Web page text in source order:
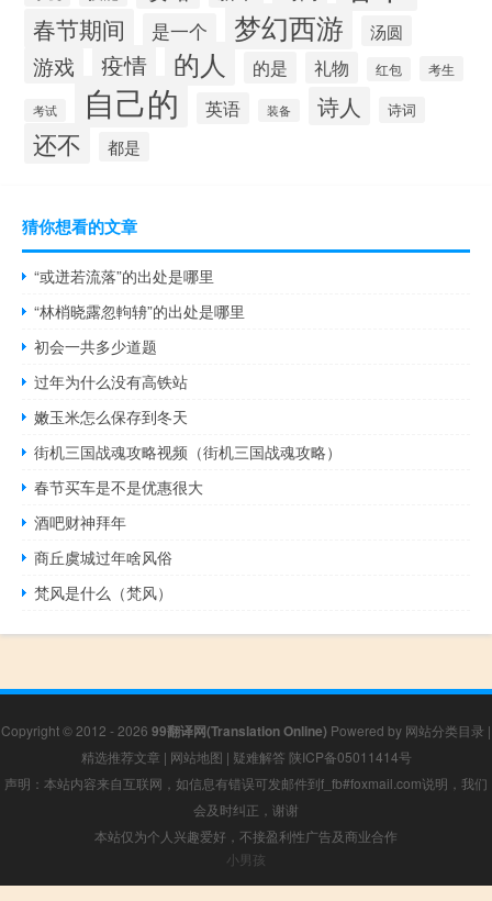
春节期间 是一个 梦幻西游 汤圆
游戏 疫情 的人 的是 礼物 红包 考生
考试 自己的 英语 装备 诗人 诗词
还不 都是
猜你想看的文章
“或迸若流落”的出处是哪里
“林梢晓露忽軥辀”的出处是哪里
初会一共多少道题
过年为什么没有高铁站
嫩玉米怎么保存到冬天
街机三国战魂攻略视频（街机三国战魂攻略）
春节买车是不是优惠很大
酒吧财神拜年
商丘虞城过年啥风俗
梵风是什么（梵风）
Copyright © 2012 - 2026 99翻译网(Translation Online) Powered by 网站分类目录 |
精选推荐文章 | 网站地图 | 疑难解答 陕ICP备05011414号
声明：本站内容来自互联网，如信息有错误可发邮件到f_fb#foxmail.com说明，我们
会及时纠正，谢谢
本站仅为个人兴趣爱好，不接盈利性广告及商业合作
小男孩